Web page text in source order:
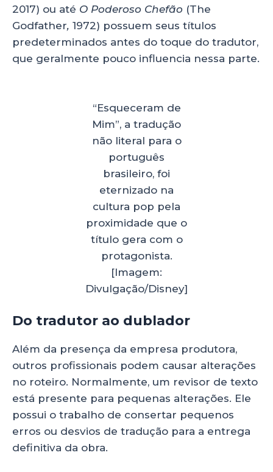
2017) ou até O Poderoso Chefão (The
Godfather, 1972) possuem seus títulos
predeterminados antes do toque do tradutor,
que geralmente pouco influencia nessa parte.
“Esqueceram de
Mim”, a tradução
não literal para o
português
brasileiro, foi
eternizado na
cultura pop pela
proximidade que o
título gera com o
protagonista.
[Imagem:
Divulgação/Disney]
Do tradutor ao dublador
Além da presença da empresa produtora,
outros profissionais podem causar alterações
no roteiro. Normalmente, um revisor de texto
está presente para pequenas alterações. Ele
possui o trabalho de consertar pequenos
erros ou desvios de tradução para a entrega
definitiva da obra.